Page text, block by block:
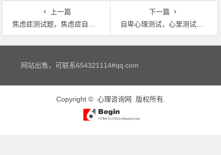
上一篇
焦虑症测试题，焦虑症自测题，焦虑症到太原科大好吗？
下一篇
自卑心理测试，心里测试，自卑程度有多深
文章导航
网站出售，可联系654321114#qq.com
Copyright © 心理咨询网 版权所有.